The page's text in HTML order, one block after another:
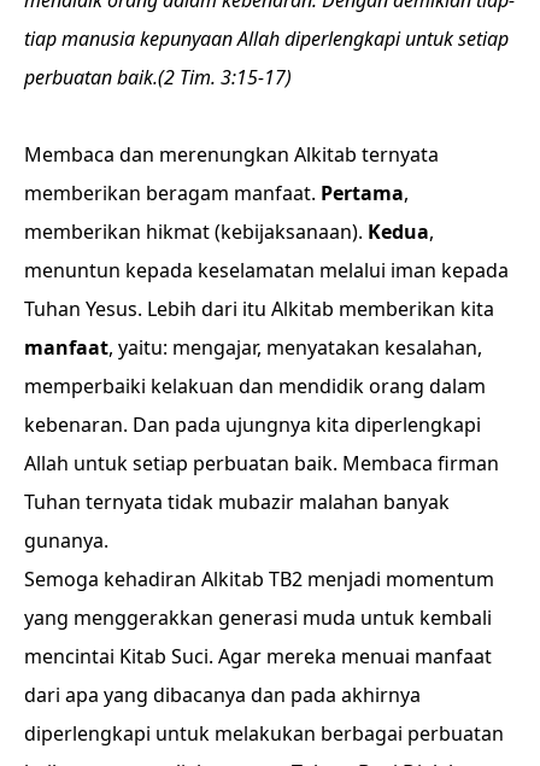
tiap manusia kepunyaan Allah diperlengkapi untuk setiap
perbuatan baik.(2 Tim. 3:15-17)
Membaca dan merenungkan Alkitab ternyata
memberikan beragam manfaat. Pertama,
memberikan hikmat (kebijaksanaan). Kedua,
menuntun kepada keselamatan melalui iman kepada
Tuhan Yesus. Lebih dari itu Alkitab memberikan kita
manfaat, yaitu: mengajar, menyatakan kesalahan,
memperbaiki kelakuan dan mendidik orang dalam
kebenaran. Dan pada ujungnya kita diperlengkapi
Allah untuk setiap perbuatan baik. Membaca firman
Tuhan ternyata tidak mubazir malahan banyak
gunanya.
Semoga kehadiran Alkitab TB2 menjadi momentum
yang menggerakkan generasi muda untuk kembali
mencintai Kitab Suci. Agar mereka menuai manfaat
dari apa yang dibacanya dan pada akhirnya
diperlengkapi untuk melakukan berbagai perbuatan